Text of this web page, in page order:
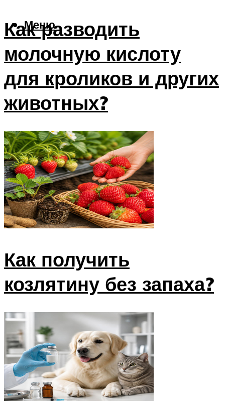
Меню
Как разводить
молочную кислоту
для кроликов и других
животных?
Как получить
козлятину без запаха?